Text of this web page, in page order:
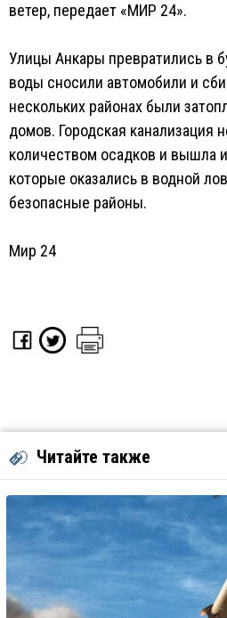
ветер, передает «МИР 24».
Улицы Анкары превратились в
воды сносили автомобили и
нескольких районах были
домов. Городская канализация
количеством осадков и вышла
которые оказались в водной
безопасные районы.
Мир 24
Читайте также